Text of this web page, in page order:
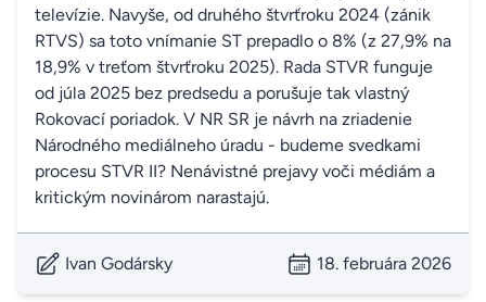
televízie. Navyše, od druhého štvrťroku 2024 (zánik
RTVS) sa toto vnímanie ST prepadlo o 8% (z 27,9% na
18,9% v treťom štvrťroku 2025). Rada STVR funguje
od júla 2025 bez predsedu a porušuje tak vlastný
Rokovací poriadok. V NR SR je návrh na zriadenie
Národného mediálneho úradu - budeme svedkami
procesu STVR II? Nenávistné prejavy voči médiám a
kritickým novinárom narastajú.
Ivan Godársky 18. februára 2026